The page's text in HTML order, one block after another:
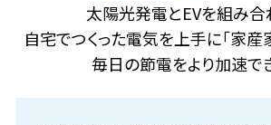
太陽光発電とEVを組み合
自宅でつくった電気を上手に「家産
毎日の節電をより加速で